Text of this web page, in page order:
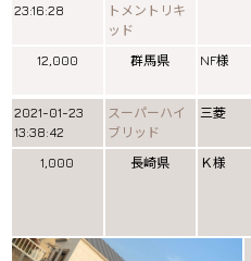
23:16:28
トメントリキ
ッド
12,000 群馬県 NF様
2021-01-23
13:38:42
スーパーハイ
ブリッド
三菱
1,000 長崎県 Ｋ様